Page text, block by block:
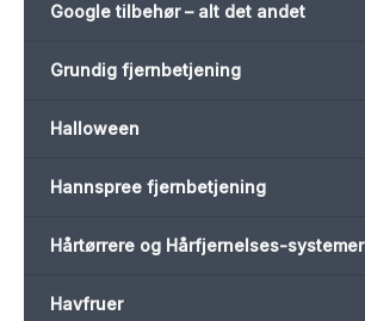
Google tilbehør – alt det andet
Grundig fjernbetjening
Halloween
Hannspree fjernbetjening
Hårtørrere og Hårfjernelses-systemer
Havfruer